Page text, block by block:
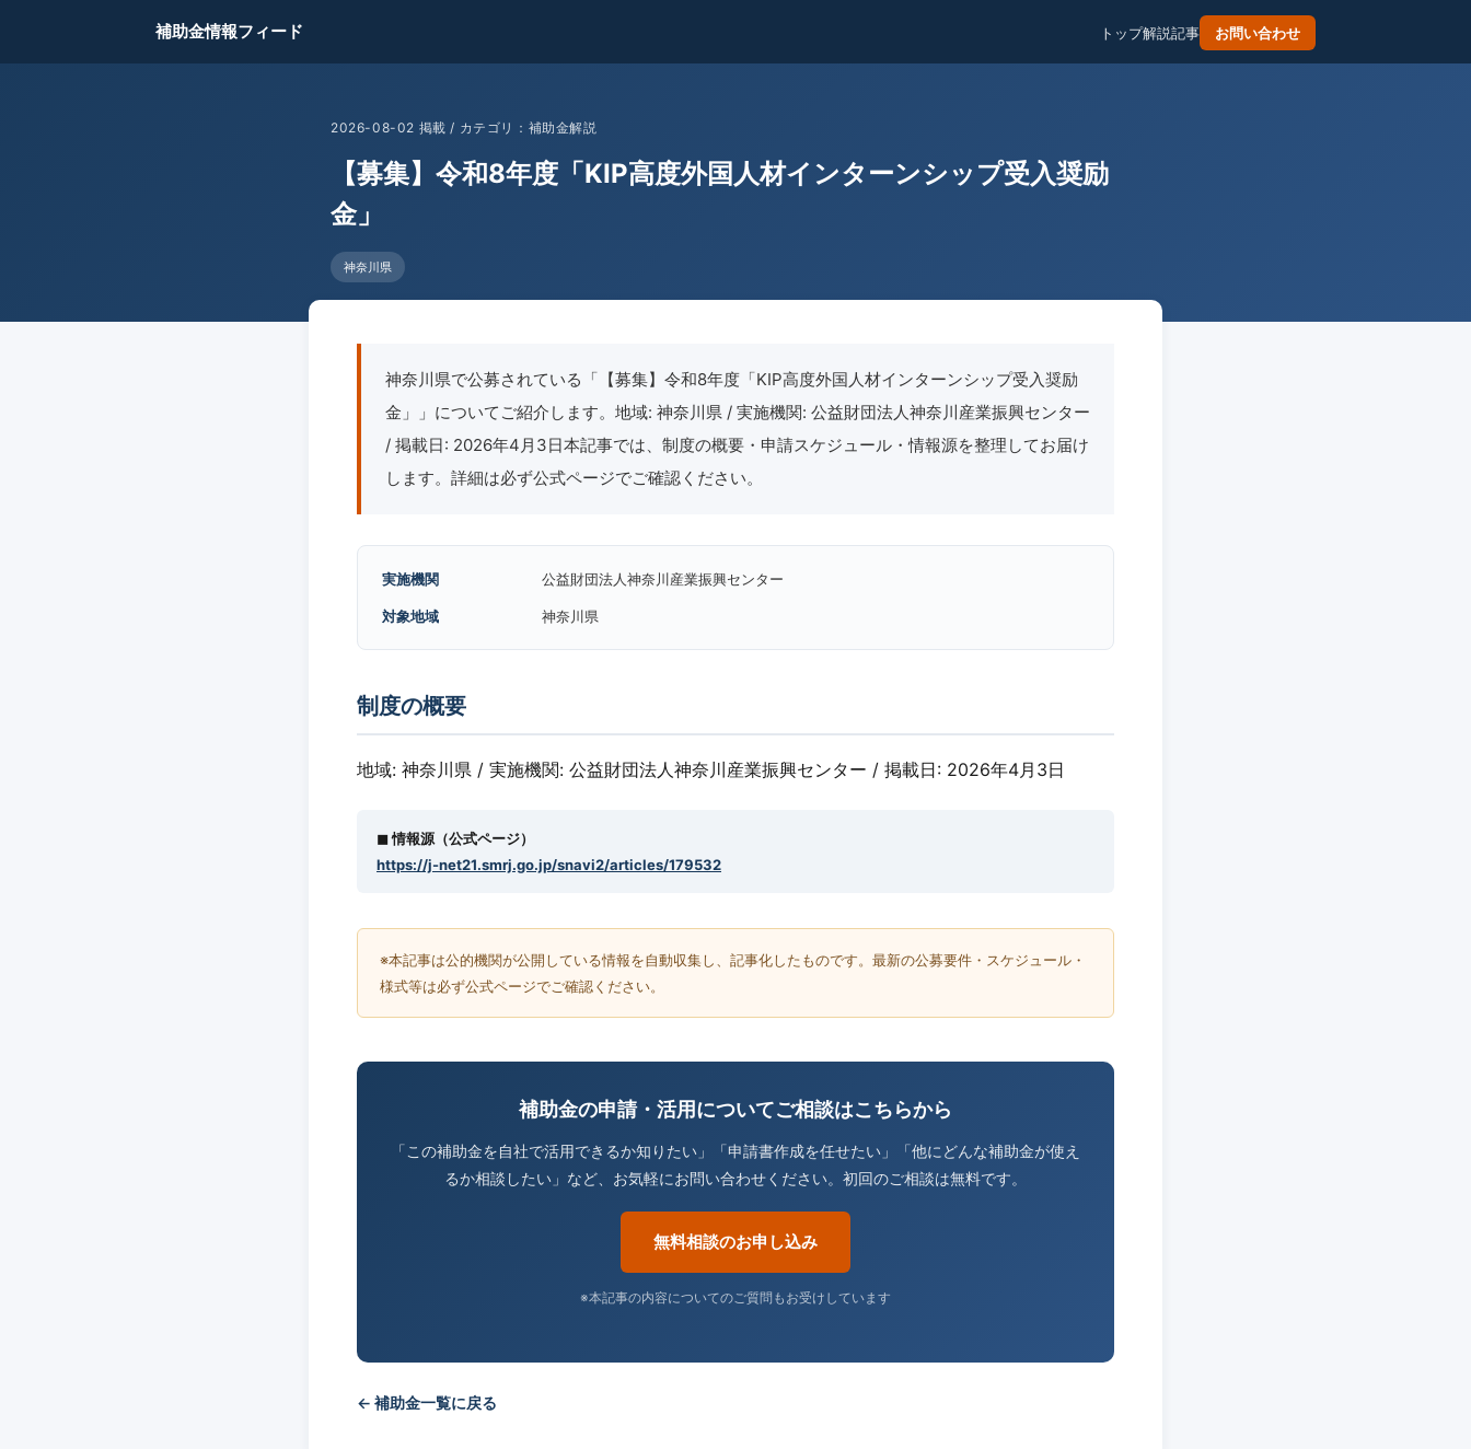
補助金情報フィード トップ解説記事 お問い合わせ
2026-08-02 掲載 / カテゴリ：補助金解説
【募集】令和8年度「KIP高度外国人材インターンシップ受入奨励
金」
神奈川県
神奈川県で公募されている「【募集】令和8年度「KIP高度外国人材インターンシップ受入奨励
金」」についてご紹介します。地域: 神奈川県 / 実施機関: 公益財団法⼈神奈川産業振興センター
/ 掲載日: 2026年4月3日本記事では、制度の概要・申請スケジュール・情報源を整理してお届け
します。詳細は必ず公式ページでご確認ください。
実施機関 公益財団法⼈神奈川産業振興センター
対象地域 神奈川県
制度の概要
地域: 神奈川県 / 実施機関: 公益財団法⼈神奈川産業振興センター / 掲載日: 2026年4月3日
◼︎ 情報源（公式ページ）
https://j-net21.smrj.go.jp/snavi2/articles/179532
※本記事は公的機関が公開している情報を自動収集し、記事化したものです。最新の公募要件・スケジュール・
様式等は必ず公式ページでご確認ください。
補助金の申請・活用についてご相談はこちらから
「この補助金を自社で活用できるか知りたい」「申請書作成を任せたい」「他にどんな補助金が使え
るか相談したい」など、お気軽にお問い合わせください。初回のご相談は無料です。
無料相談のお申し込み
※本記事の内容についてのご質問もお受けしています
← 補助金一覧に戻る